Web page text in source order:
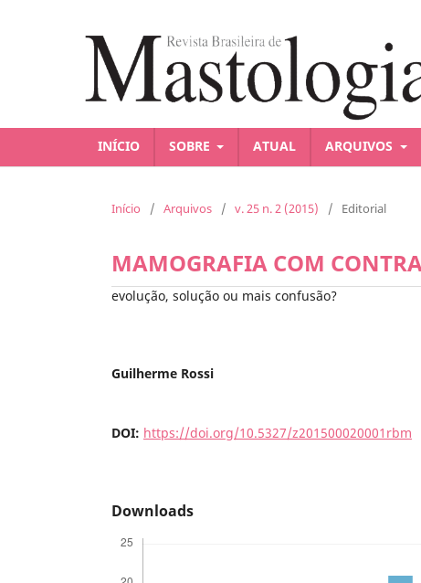
INÍCIO SOBRE ATUAL ARQUIVOS
Início / Arquivos / v. 25 n. 2 (2015) / Editorial
MAMOGRAFIA COM
evolução, solução ou mais confusão?
Guilherme Rossi
DOI: https://doi.org/10.5327/z201500020001rbm
Downloads